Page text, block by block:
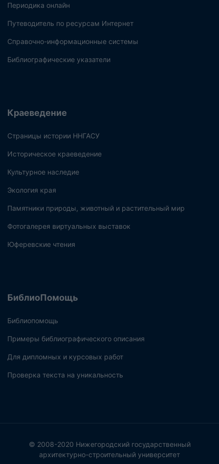
Периодика онлайн
Путеводитель по ресурсам Интернет
Справочно-информационные системы
Библиографические указатели
Краеведение
Страницы истории ННГАСУ
Историческое краеведение
Культурное наследие
Экология края
Памятники природы, животный и растительный мир
Фотогалерея виртуальных выставок
Юферевские чтения
БиблиоПомощь
Библиопомощь
Примеры библиографического описания
Для дипломных и курсовых работ
Проверка текста на уникальность
© 2008-2020 Нижегородский государственный
архитектурно-строительный университет